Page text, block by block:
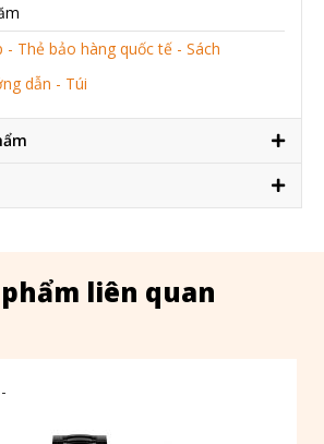
- Thẻ bảo hàng quốc tế - Sách
dẫn - Túi
liên quan
-